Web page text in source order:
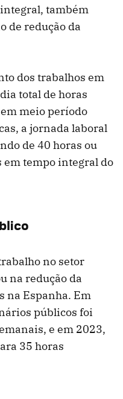
também
de redução da
dos trabalhos em
total de horas
meio período
a jornada laboral
de 40 horas ou
em tempo integral do
no setor
na redução da
na Espanha. Em
públicos foi
e em 2023,
35 horas